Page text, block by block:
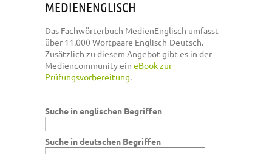
MEDIENENGLISCH
Das Fachwörterbuch MedienEnglisch umfasst
über 11.000 Wortpaare Englisch-Deutsch.
Zusätzlich zu diesem Angebot gibt es in der
Mediencommunity ein eBook zur
Prüfungsvorbereitung.
Suche in englischen Begriffen
Suche in deutschen Begriffen